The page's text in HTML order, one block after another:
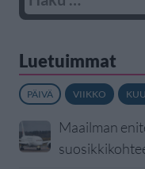
Luetuimmat
PÄIVÄ VIIKKO
Maailman